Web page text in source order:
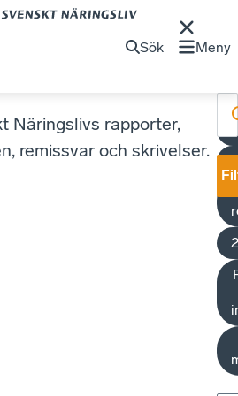
Sök Meny
Näringslivs rapporter,
remissvar och skrivelser.